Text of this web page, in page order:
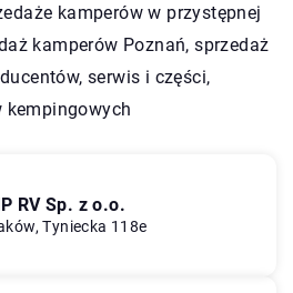
kamperów w przystępnej
kamperów Poznań, sprzedaż
serwis i części,
kempingowych
RV Sp. z o.o.
Tyniecka 118e